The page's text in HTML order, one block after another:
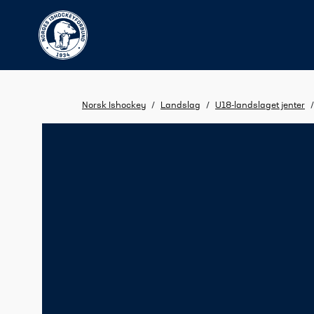
Norsk Ishockey / Landslag / U18-landslaget jenter /